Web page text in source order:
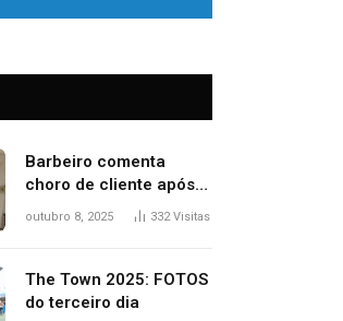
Barbeiro comenta
choro de cliente após
despedida e explica
tantas pessoas’
outubro 8, 2025 332Visitas
The Town 2025: FOTOS
do terceiro dia